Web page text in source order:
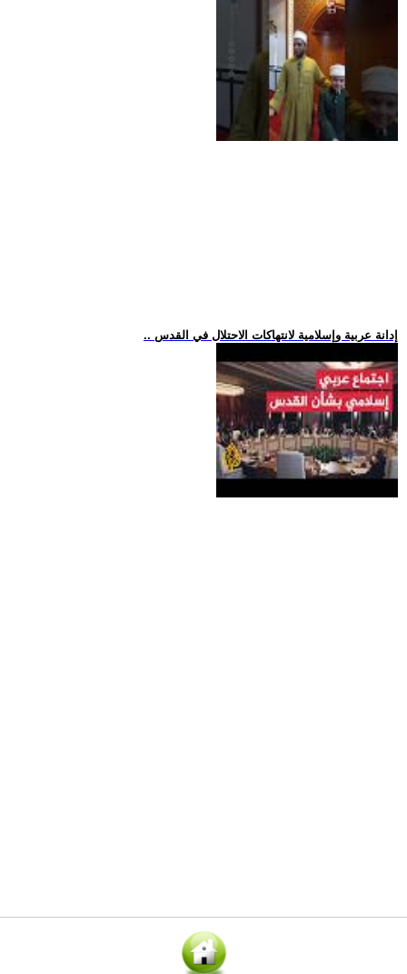
.. إدانة عربية وإسلامية لانتهاكات الاحتلال في القدس